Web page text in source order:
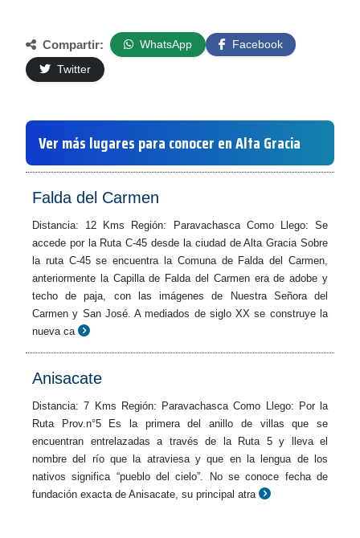
Compartir: WhatsApp
Facebook
Twitter
Ver más lugares para conocer en Alta Gracia
Falda del Carmen
Distancia: 12 Kms Región: Paravachasca Como Llego: Se
accede por la Ruta C-45 desde la ciudad de Alta Gracia Sobre
la ruta C-45 se encuentra la Comuna de Falda del Carmen,
anteriormente la Capilla de Falda del Carmen era de adobe y
techo de paja, con las imágenes de Nuestra Señora del
Carmen y San José. A mediados de siglo XX se construye la
nueva ca
Anisacate
Distancia: 7 Kms Región: Paravachasca Como Llego: Por la
Ruta Prov.n°5 Es la primera del anillo de villas que se
encuentran entrelazadas a través de la Ruta 5 y lleva el
nombre del río que la atraviesa y que en la lengua de los
nativos significa “pueblo del cielo”. No se conoce fecha de
fundación exacta de Anisacate, su principal atra